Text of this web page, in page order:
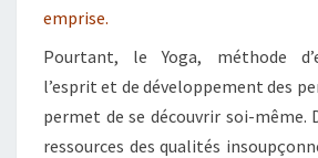
emprise.
Pourtant, le Yoga, méthode
l’esprit et de développement des
permet de se découvrir soi-même.
ressources des qualités